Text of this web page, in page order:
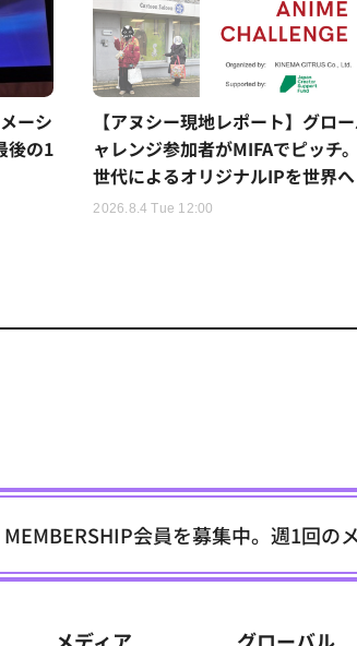
ーシ
後の1
【アヌシー現地レポート】グロ
ャレンジ参加者がMIFAでピッチ
世代によるオリジナルIPを世界へ
2026.8.4 Tue 12:00
MEMBERSHIP会員を募集中。週1回の